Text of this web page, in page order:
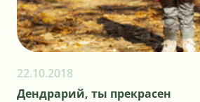
22.10.2018
Дендрарий, ты прекрасен